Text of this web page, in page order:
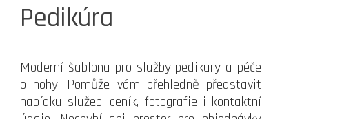
Pedikúra
Moderní šablona pro služby pedikury a péče
o nohy. Pomůže vám přehledně představit
nabídku služeb, ceník, fotografie i kontaktní